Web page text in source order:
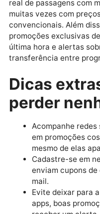
Com tantas ofertas
com promoções que
verdade — e muitas
Tarifas que não
compra;
Sites sem
Condições
Use os aplicativos
finalize sua compra
diretamente com a